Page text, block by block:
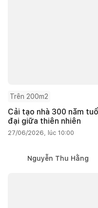
Trên 200m2
Cải tạo nhà 300 năm
đại giữa thiên nhiên
27/06/2026, lúc 10:00
Nguyễn Thu Hằng